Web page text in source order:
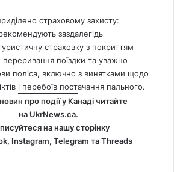
страховому захисту:
заздалегідь
страховку з покриттям
переривання поїздки та уважно
поліса, включно з винятками щодо
і перебоїв постачання пального.
про події у Канаді читайте
на UkrNews.ca.
на нашу сторінку
, Instagram, Telegram таThreads